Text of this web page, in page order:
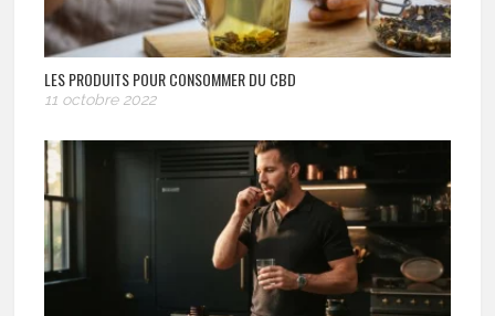
LES PRODUITS POUR CONSOMMER DU CBD
11 octobre 2022